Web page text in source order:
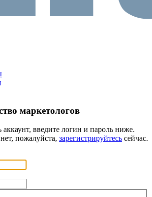
маркетологов
аккаунт, введите логин и пароль ниже.
пожалуйста, зарегистрируйтесь сейчас.